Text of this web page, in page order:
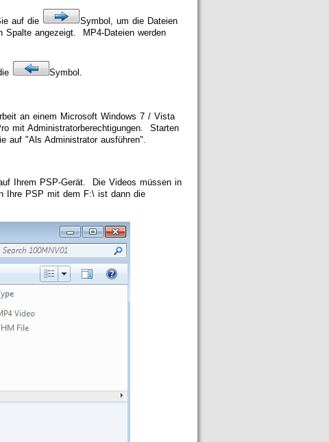
auf die
Symbol, um die Dateien
Spalte angezeigt. MP4-Dateien werden
Symbol.
an einem Microsoft Windows 7 / Vista
mit Administratorberechtigungen. Starten
auf "Als Administrator ausführen".
Ihrem PSP-Gerät. Die Videos müssen in
Ihre PSP mit dem F:\ ist dann die